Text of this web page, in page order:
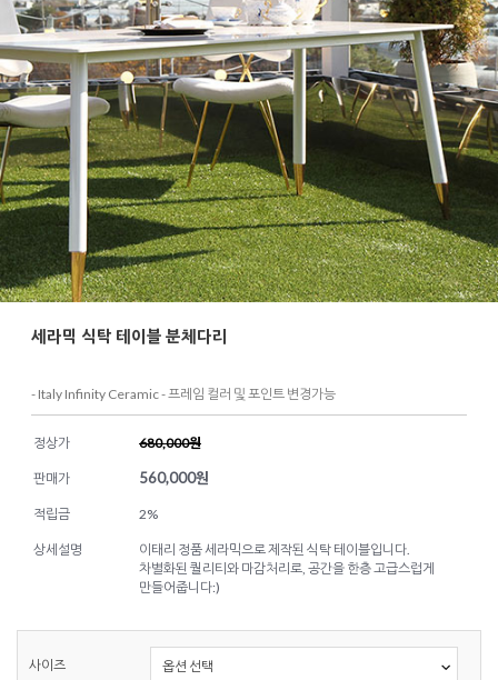
세라믹 식탁 테이블 분체다리
- Italy Infinity Ceramic - 프레임 컬러 및 포인트 변경가능
정상가 680,000원
판매가 560,000원
적립금 2%
상세설명
이태리 정품 세라믹으로 제작된 식탁 테이블입니다.
차별화된 퀄리티와 마감처리로, 공간을 한층 고급스럽게
만들어줍니다:)
사이즈